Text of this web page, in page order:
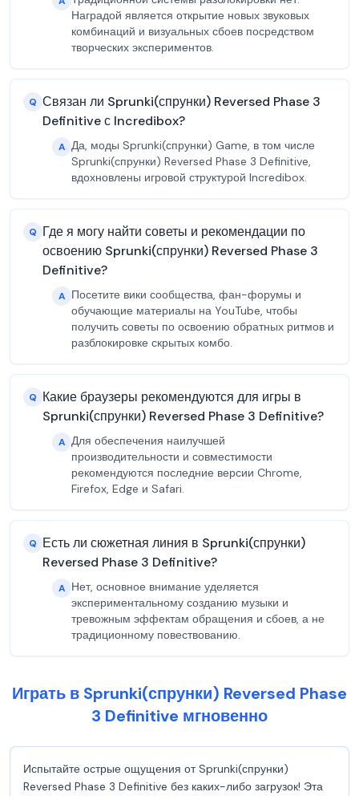
Наградой является открытие новых звуковых
комбинаций и визуальных сбоев посредством
творческих экспериментов.
Q Связан ли Sprunki(спрунки) Reversed Phase 3
Definitive с Incredibox?
A Да, моды Sprunki(спрунки) Game, в том числе
Sprunki(спрунки) Reversed Phase 3 Definitive,
вдохновлены игровой структурой Incredibox.
Q Где я могу найти советы и рекомендации по
освоению Sprunki(спрунки) Reversed Phase 3
Definitive?
A Посетите вики сообщества, фан-форумы и
обучающие материалы на YouTube, чтобы
получить советы по освоению обратных ритмов и
разблокировке скрытых комбо.
Q Какие браузеры рекомендуются для игры в
Sprunki(спрунки) Reversed Phase 3 Definitive?
A Для обеспечения наилучшей
производительности и совместимости
рекомендуются последние версии Chrome,
Firefox, Edge и Safari.
Q Есть ли сюжетная линия в Sprunki(спрунки)
Reversed Phase 3 Definitive?
A Нет, основное внимание уделяется
экспериментальному созданию музыки и
тревожным эффектам обращения и сбоев, а не
традиционному повествованию.
Играть в Sprunki(спрунки) Reversed Phase
3 Definitive мгновенно
Испытайте острые ощущения от Sprunki(спрунки)
Reversed Phase 3 Definitive без каких-либо загрузок! Эта